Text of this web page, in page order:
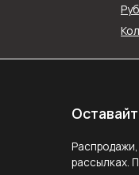
Следите